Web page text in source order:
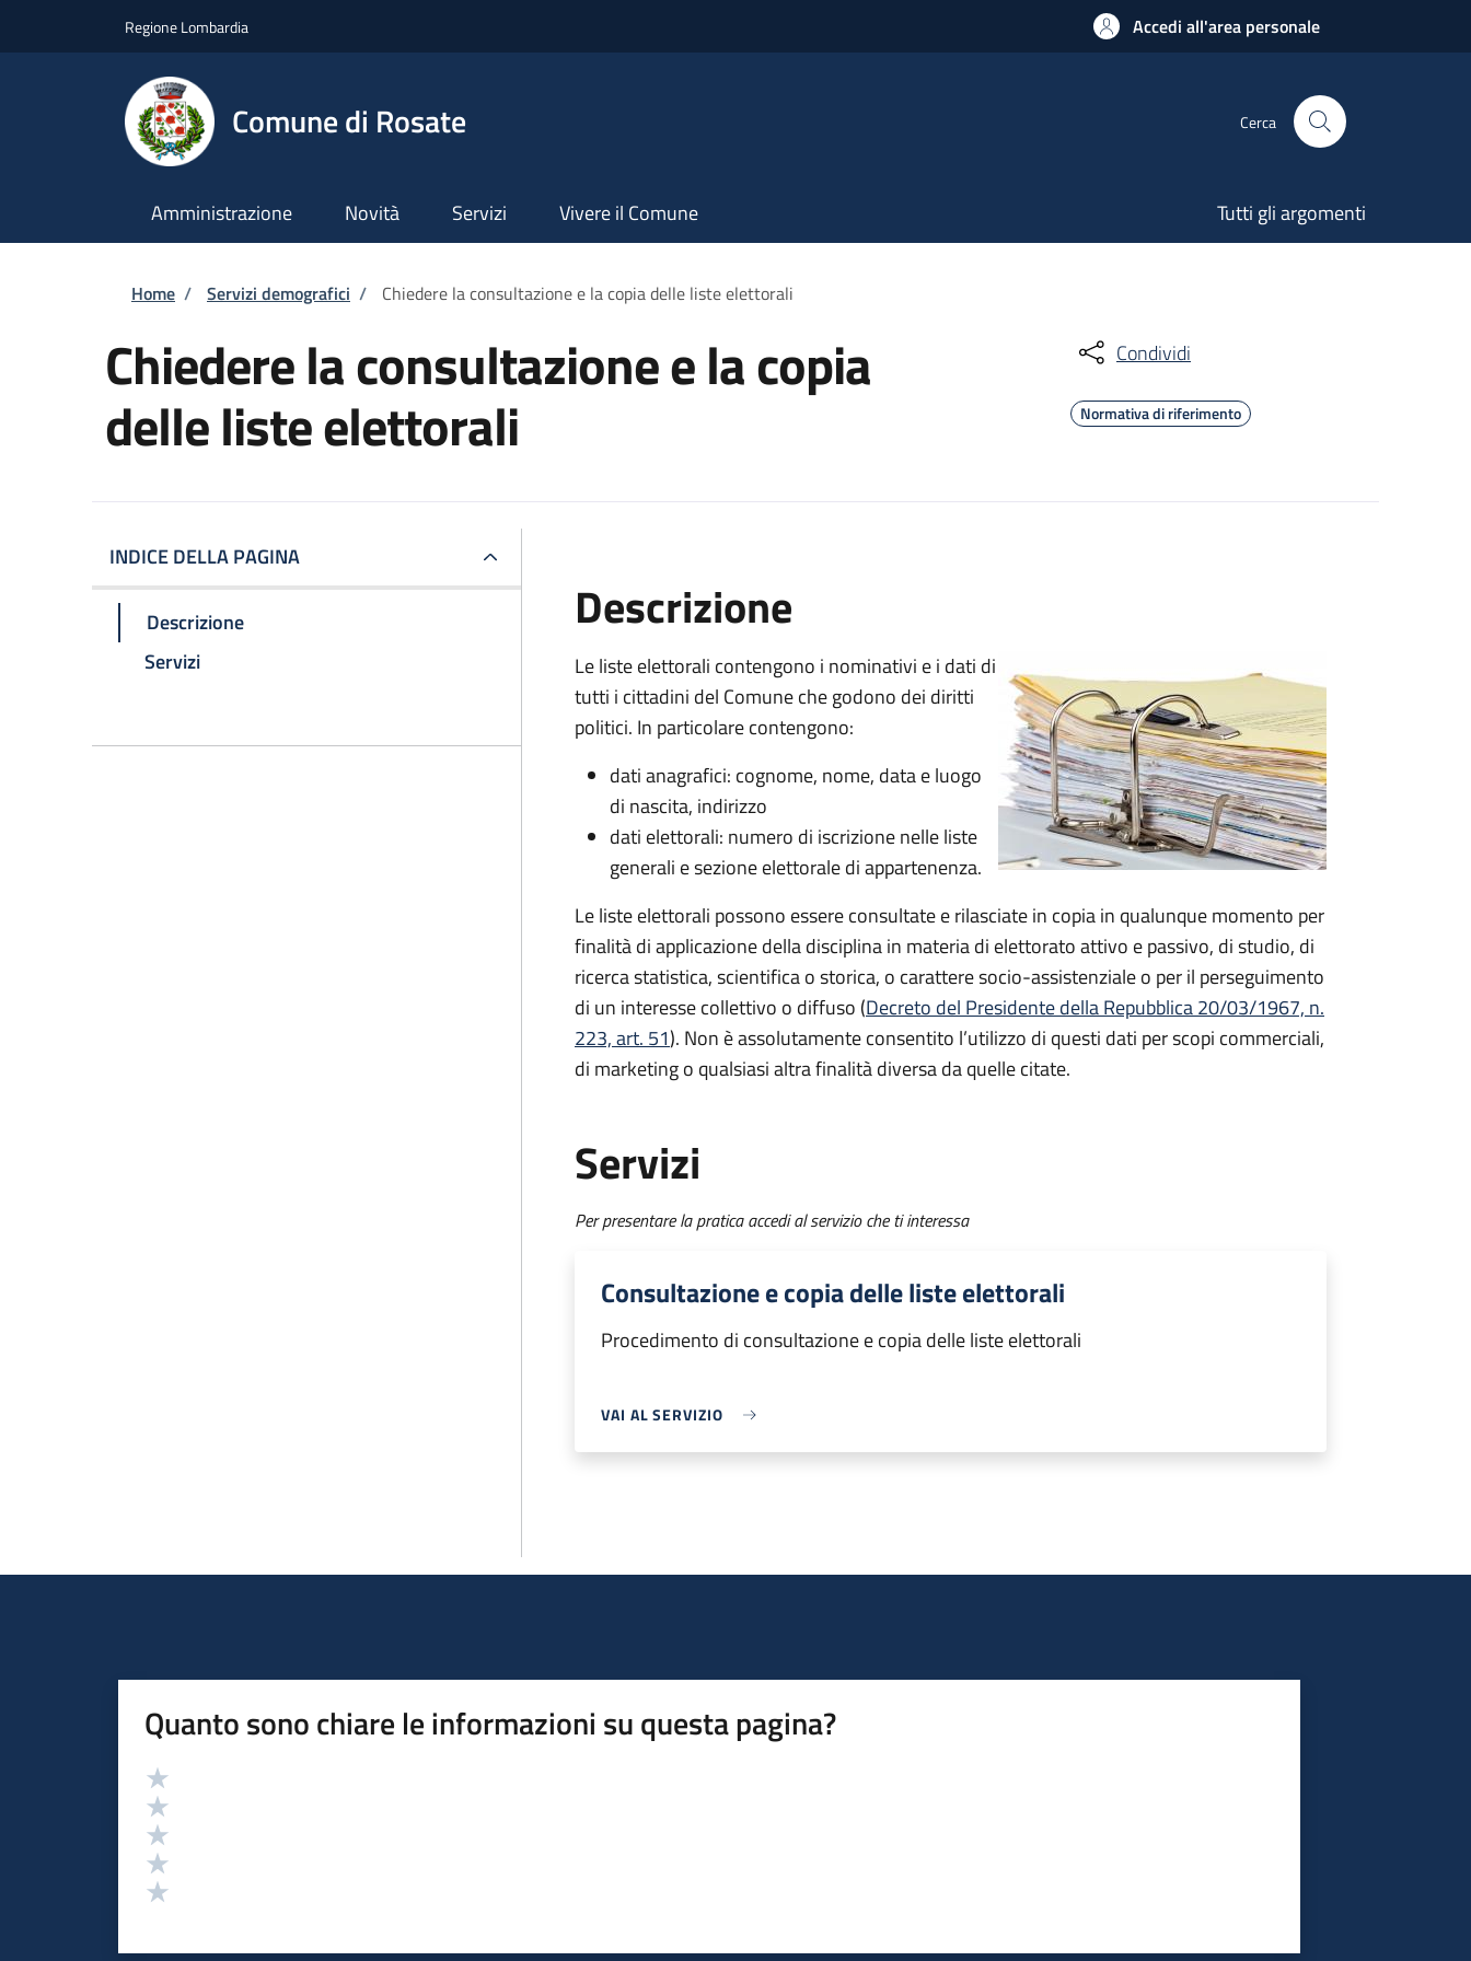
Regione Lombardia Accedi all'area personale
Comune di Rosate Cerca
Amministrazione Novità Servizi Vivere il Comune Tutti gli argomenti
Briciole di pane
Home / Servizi demografici / Chiedere la consultazione e la copia delle liste elettorali
Chiedere la consultazione e la copia
delle liste elettorali
Condividi
Normativa di riferimento
INDICE DELLA PAGINA
Descrizione
Servizi
Descrizione
Le liste elettorali contengono i nominativi e i dati di
tutti i cittadini del Comune che godono dei diritti
politici. In particolare contengono:
dati anagrafici: cognome, nome, data e luogo
di nascita, indirizzo
dati elettorali: numero di iscrizione nelle liste
generali e sezione elettorale di appartenenza.
Le liste elettorali possono essere consultate e rilasciate in copia in qualunque momento per
finalità di applicazione della disciplina in materia di elettorato attivo e passivo, di studio, di
ricerca statistica, scientifica o storica, o carattere socio-assistenziale o per il perseguimento
di un interesse collettivo o diffuso (Decreto del Presidente della Repubblica 20/03/1967, n.
223, art. 51). Non è assolutamente consentito l’utilizzo di questi dati per scopi commerciali,
di marketing o qualsiasi altra finalità diversa da quelle citate.
Servizi
Per presentare la pratica accedi al servizio che ti interessa
Consultazione e copia delle liste elettorali
Procedimento di consultazione e copia delle liste elettorali
VAI AL SERVIZIO
Quanto sono chiare le informazioni su questa pagina?
Valutazione